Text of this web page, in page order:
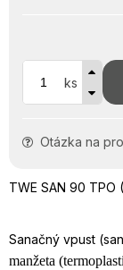
ks
Otázka na
TWE SAN 90 TPO
Sanačný vpust
manžeta